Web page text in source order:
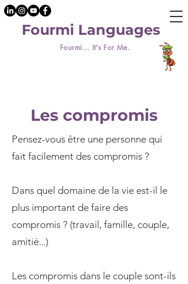
Fourmi... It's For Me.
Fourmi Languages
Les compromis
Pensez-vous être une personne qui
fait facilement des compromis ?
Dans quel domaine de la vie est-il le
plus important de faire des
compromis ? (travail, famille, couple,
amitié...)
Les compromis dans le couple sont-ils